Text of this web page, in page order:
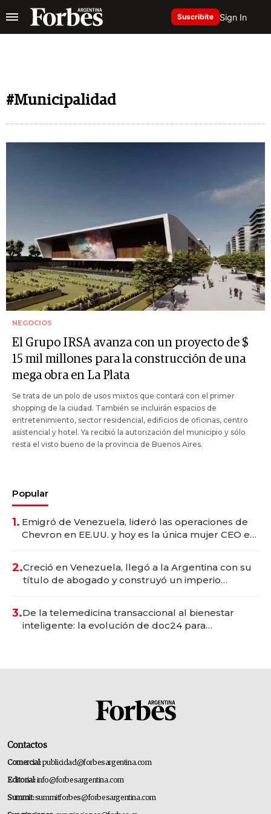
Suscribite Sign In
#Municipalidad
NEGOCIOS
El Grupo IRSA avanza con un proyecto de $
15 mil millones para la construcción de una
mega obra en La Plata
Se trata de un polo de usos mixtos que contará con el primer
shopping de la ciudad. También se incluirán espacios de
entretenimiento, sector residencial, edificios de oficinas, centro
asistencial y hotel. Ya recibió la autorización del municipio y sólo
resta el visto bueno de la provincia de Buenos Aires.
Popular
1. Emigró de Venezuela, lideró las operaciones de
Chevron en EE.UU. y hoy es la única mujer CEO en
2.Creció en Venezuela, llegó a la Argentina con su
título de abogado y construyó un imperio
3.De la telemedicina transaccional al bienestar
inteligente: la evolución de doc24 para
Contactos
Comercial:publicidad@forbesargentina.com
Editorial:info@forbesargentina.com
Summit:summitforbes@forbesargentina.com